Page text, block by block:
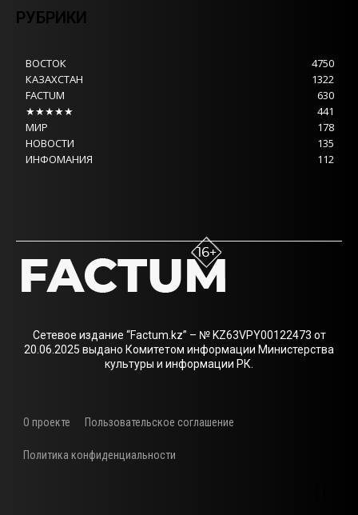
РУБРИКИ
ВОСТОК
4750
КАЗАХСТАН
1322
FACTUM
630
★★★★★
441
МИР
178
НОВОСТИ
135
ИНФОМАНИЯ
112
Сетевое издание “Factum.kz” – № KZ63VPY00122473 от
20.06.2025 выдано Комитетом информации Министерства
культуры и информации РК.
О проекте Пользовательское соглашение
Политика конфиденциальности